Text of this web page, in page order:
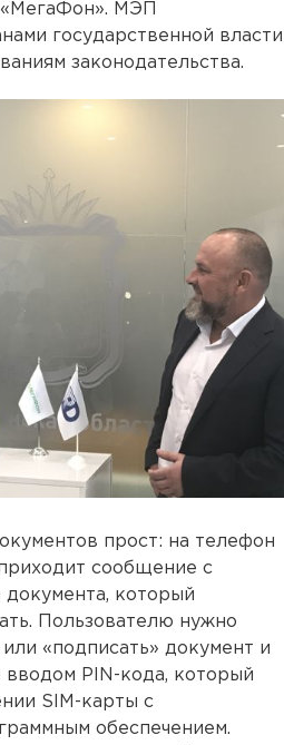
МЭП
государственной власти
законодательства.
прост: на телефон
сообщение с
который
Пользователю нужно
«подписать» документ и
вводом PIN-кода, который
SIM-карты с
обеспечением.